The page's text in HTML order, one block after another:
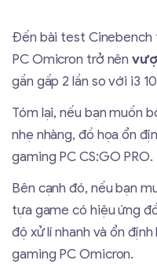
Đến bài test Cinebench
PC Omicron trở nên
gần gấp 2 lần so với i3
Tóm lại, nếu bạn muốn
nhẹ nhàng, đồ họa ổn
gaming PC CS:GO PRO.
Bên cạnh đó, nếu bạn
tựa game có hiệu ứng
độ xử lí nhanh và ổn
gaming PC Omicron.